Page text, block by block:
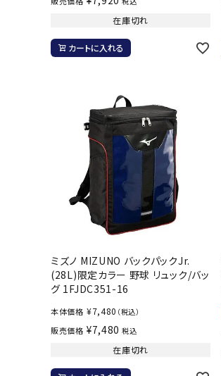
在庫切れ
カートに入れる
ミズノ MIZUNO バックパックJr.
(28L)限定カラー 野球 リュック/バッ
グ 1FJDC351-16
本体価格 ¥7,480 （税込）
販売価格 ¥7,480 税込
在庫切れ